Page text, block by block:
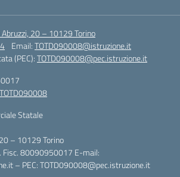
Abruzzi, 20 – 10129 Torino
Email:TOTD090008@istruzione.it
(PEC):TOTD090008@pec.istruzione.it
TOTD090008
Statale
– 10129 Torino
Fisc. 80090950017 E-mail:
– PEC: TOTD090008@pec.istruzione.it